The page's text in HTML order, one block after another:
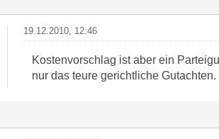
19.12.2010, 12:46
Kostenvorschlag ist aber ein
nur das teure gerichtliche